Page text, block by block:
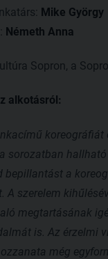
Mike György
Németh Anna
Sopron, a
alkotásról:
sorozatban
bepillantást a
A szerelem
megtartásának
is. Az érzelmi
még